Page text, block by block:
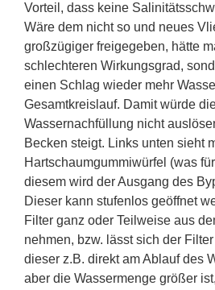
Vorteil, dass keine
Wäre dem nicht so und neues
großzügiger freigegeben, hätte
schlechteren Wirkungsgrad,
einen Schlag wieder mehr
Gesamtkreislauf. Damit würde
Wassernachfüllung nicht
Becken steigt. Links unten sieht
Hartschaumgummiwürfel (was
diesem wird der Ausgang des
Dieser kann stufenlos geöffnet
Filter ganz oder Teilweise aus
nehmen, bzw. lässt sich der
dieser z.B. direkt am Ablauf des
aber die Wassermenge größer